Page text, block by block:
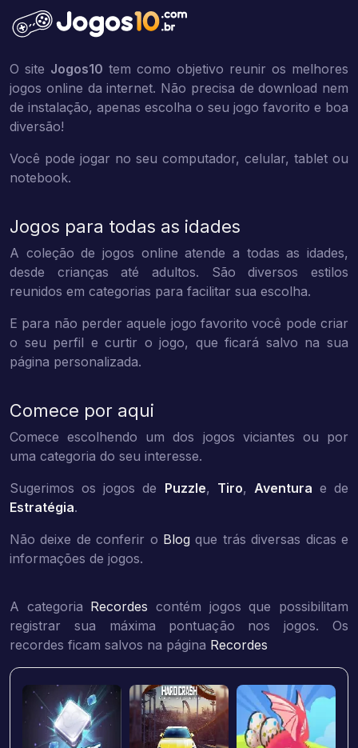
O site Jogos10 tem como objetivo reunir os melhores
jogos online da internet. Não precisa de download nem
de instalação, apenas escolha o seu jogo favorito e boa
diversão!
Você pode jogar no seu computador, celular, tablet ou
notebook.
Jogos para todas as idades
A coleção de jogos online atende a todas as idades,
desde crianças até adultos. São diversos estilos
reunidos em categorias para facilitar sua escolha.
E para não perder aquele jogo favorito você pode criar
o seu perfil e curtir o jogo, que ficará salvo na sua
página personalizada.
Comece por aqui
Comece escolhendo um dos jogos viciantes ou por
uma categoria do seu interesse.
Sugerimos os jogos de Puzzle, Tiro, Aventura e de
Estratégia.
Não deixe de conferir o Blog que trás diversas dicas e
informações de jogos.
A categoria Recordes contém jogos que possibilitam
registrar sua máxima pontuação nos jogos. Os
recordes ficam salvos na página Recordes